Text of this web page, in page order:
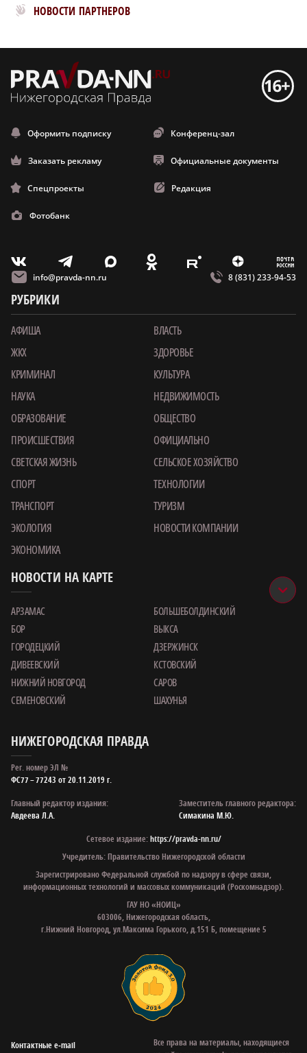
НОВОСТИ ПАРТНЕРОВ
Новости МирТесен
Оформить подписку Конференц-зал
Заказать рекламу Официальные документы
Спецпроекты Редакция
Фотобанк
V T X O E Z m
info@pravda-nn.ru 8 (831) 233-94-53
РУБРИКИ
АФИША
ВЛАСТЬ
ЖКХ
ЗДОРОВЬЕ
КРИМИНАЛ
КУЛЬТУРА
НАУКА
НЕДВИЖИМОСТЬ
ОБРАЗОВАНИЕ
ОБЩЕСТВО
ПРОИСШЕСТВИЯ
ОФИЦИАЛЬНО
СВЕТСКАЯ ЖИЗНЬ
СЕЛЬСКОЕ ХОЗЯЙСТВО
СПОРТ
ТЕХНОЛОГИИ
ТРАНСПОРТ
ТУРИЗМ
ЭКОЛОГИЯ
НОВОСТИ КОМПАНИИ
ЭКОНОМИКА
НОВОСТИ НА КАРТЕ
АРЗАМАС
БОЛЬШЕБОЛДИНСКИЙ
БОР
ВЫКСА
ГОРОДЕЦКИЙ
ДЗЕРЖИНСК
ДИВЕЕВСКИЙ
КСТОВСКИЙ
НИЖНИЙ НОВГОРОД
САРОВ
СЕМЕНОВСКИЙ
ШАХУНЬЯ
НИЖЕГОРОДСКАЯ ПРАВДА
Рег. номер ЭЛ №
ФС77 – 77243 от 20.11.2019 г.
Главный редактор издания:
Авдеева Л.А.
Заместитель главного редактора:
Симакина М.Ю.
Сетевое издание:https://pravda-nn.ru/
Учредитель: Правительство Нижегородской области
Зарегистрировано Федеральной службой по надзору в сфере связи,
информационных технологий и массовых коммуникаций (Роскомнадзор).
ГАУ НО «НОИЦ»
603006, Нижегородская область,
г.Нижний Новгород, ул.Максима Горького, д.151 Б, помещение 5
Контактные e‑mail
Все права на материалы, находящиеся